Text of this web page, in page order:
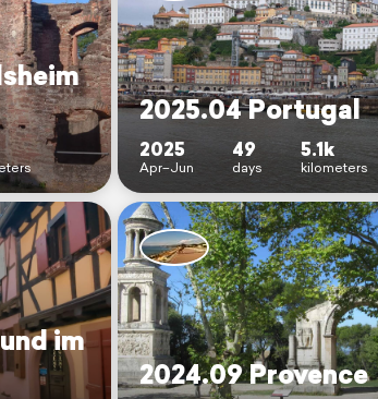
2025.04 Portugal
2025
Apr–Jun
49
days
5.1k
kilometers
im
2024.09 Provence